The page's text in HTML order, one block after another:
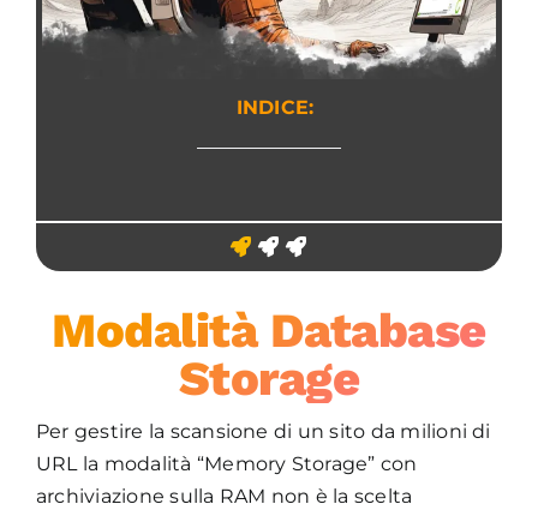
INDICE:
Modalità Database
Storage
Per gestire la scansione di un sito da milioni di
URL la modalità “Memory Storage” con
archiviazione sulla RAM non è la scelta